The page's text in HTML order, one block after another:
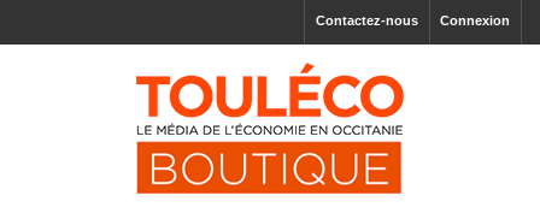
Connexion
Contactez-nous